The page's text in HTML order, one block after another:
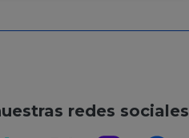
redes sociales